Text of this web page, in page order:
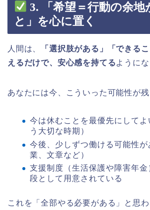
3.
「希望＝行動の余
と」を心に置く
人間は、
「選択肢がある」「できる
えるだけで、安心感を持てるようにな
あなたには今、こういった可能性が残
今は休むことを最優先にして
う大切な時期）
今後、少しずつ働ける可能性が
業、文章など）
支援制度（生活保護や障害年
段として用意されている
これを「全部やる必要がある」と思